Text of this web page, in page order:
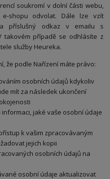
soukromí v dolní části webu,
shopu odvolat. Dále lze vzít
příslušný odkaz v emailu s
takovém případě se odhlásíte z
služby Heureka.
že podle Nařízení máte právo:
osobních údajů kdykoliv
mít za následek ukončení
jaké vaše osobní údaje
k vašim zpracovávaným
jejich kopii
osobních údajů na
osobní údaje aktualizovat